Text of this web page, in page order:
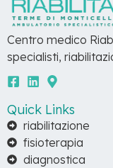
Centro medico
specialisti,
Quick Links
riabilitazione
fisioterapia
diagnostica